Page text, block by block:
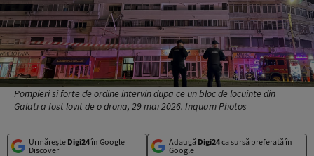
Pompieri si forte de ordine intervin dupa ce un bloc de locuinte din
Galati a fost lovit de o drona, 29 mai 2026. Inquam Photos
Urmărește Digi24în Google
Discover
Adaugă Digi24ca sursă preferată în
Google